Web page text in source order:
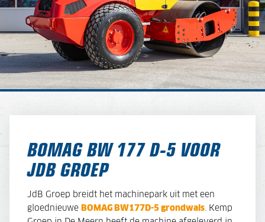
BOMAG BW 177 D-5 VOOR
JDB GROEP
JdB Groep breidt het machinepark uit met een
gloednieuwe BOMAG BW177D-5 grondwals. Kemp